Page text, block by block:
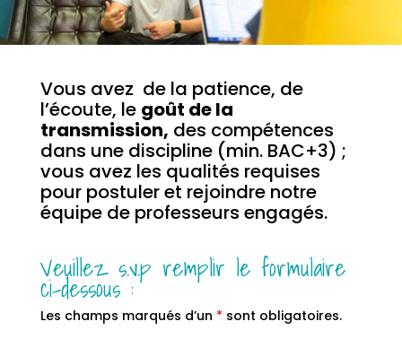
Vous avez de la patience, de
l’écoute, le goût de la
transmission, des compétences
dans une discipline (min. BAC+3) ;
vous avez les qualités requises
pour postuler et rejoindre notre
équipe de professeurs engagés.
Veuillez s.v.p remplir le formulaire
ci-dessous :
Les champs marqués d’un * sont obligatoires.